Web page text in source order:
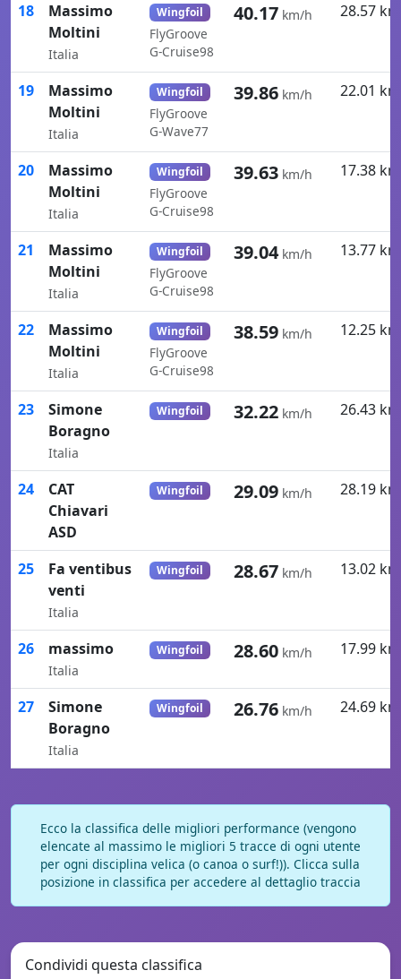
18
Massimo
Moltini
Italia
Wingfoil
FlyGroove
G-Cruise98
40.17 km/h 28.57 km
19
Massimo
Moltini
Italia
Wingfoil
FlyGroove
G-Wave77
39.86 km/h 22.01 km
20
Massimo
Moltini
Italia
Wingfoil
FlyGroove
G-Cruise98
39.63 km/h 17.38 km
21
Massimo
Moltini
Italia
Wingfoil
FlyGroove
G-Cruise98
39.04 km/h 13.77 km
22
Massimo
Moltini
Italia
Wingfoil
FlyGroove
G-Cruise98
38.59 km/h 12.25 km
23
Simone
Boragno
Italia
Wingfoil 32.22 km/h 26.43 km
24
CAT
Chiavari
ASD
Wingfoil 29.09 km/h 28.19 km
25
Fa ventibus
venti
Italia
Wingfoil 28.67 km/h 13.02 km
26 massimo
Italia
Wingfoil 28.60 km/h 17.99 km
27
Simone
Boragno
Italia
Wingfoil 26.76 km/h 24.69 km
Ecco la classifica delle migliori performance (vengono
elencate al massimo le migliori 5 tracce di ogni utente
per ogni disciplina velica (o canoa o surf!)). Clicca sulla
posizione in classifica per accedere al dettaglio traccia
Condividi questa classifica